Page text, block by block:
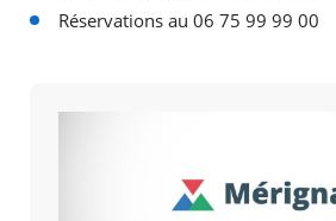
Réservations au 06 75 99 99 00